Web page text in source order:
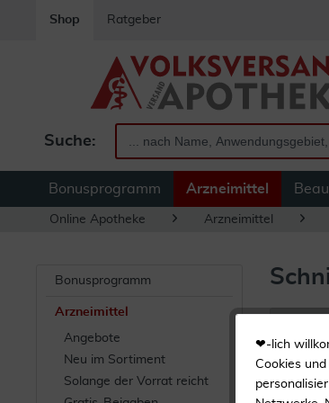
Shop Ratgeber
Suche:
Bonusprogramm Arzneimittel
Online Apotheke Arzneimittel
Bonusprogramm
Arzneimittel
Angebote
Neu im Sortiment
Solange der Vorrat reicht
1 ...
❤-lich
Cookies